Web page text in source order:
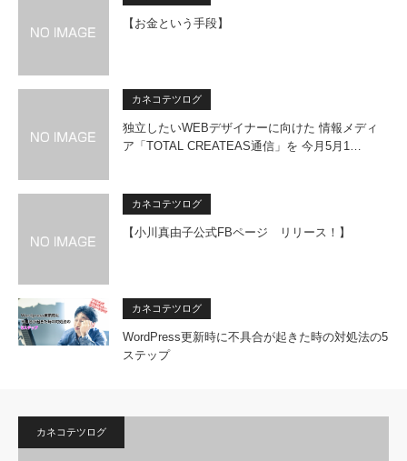
【お金という手段】
カネコテツログ
独立したいWEBデザイナーに向けた 情報メディ
ア「TOTAL CREATEAS通信」を 今月5月1…
カネコテツログ
【小川真由子公式FBページ リリース！】
カネコテツログ
WordPress更新時に不具合が起きた時の対処法の5
ステップ
カネコテツログ